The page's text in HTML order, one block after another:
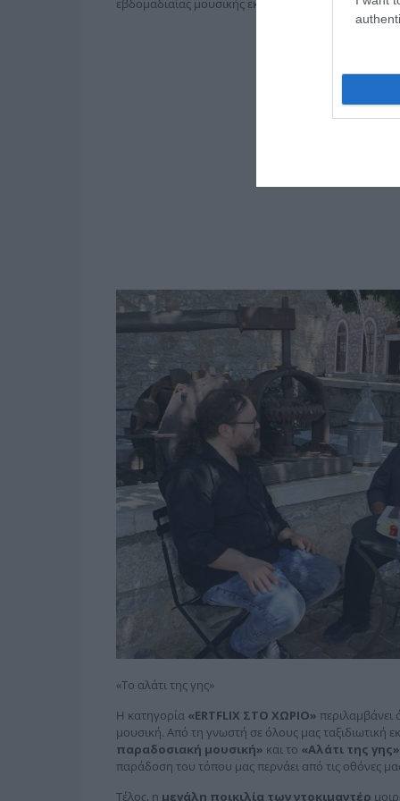
εβδομαδιαίας μουσικής εκπομπής, με τον
Νίκο
«Το αλάτι της γης»
Η κατηγορία «ERTFLIX ΣΤΟ ΧΩΡΙΟ» περιλαμβάνει
μουσική. Από τη γνωστή σε όλους μας ταξιδιωτική
παραδοσιακή μουσική» και το «Αλάτι της γης»
παράδοση του τόπου μας περνάει από τις οθόνες
Τέλος, η μεγάλη ποικιλία των ντοκιμαντέρ